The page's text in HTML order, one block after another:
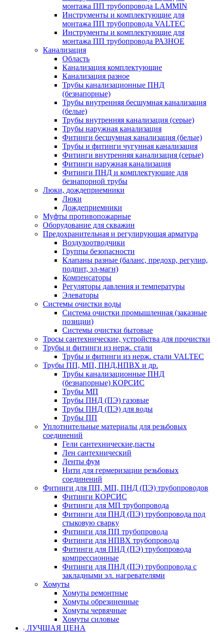
монтажа ПП трубопровода LAMMIN
Инструменты и комплектующие для
монтажа ПП трубопровода VALTEC
Инструменты и комплектующие для
монтажа ПП трубопровода РАЗНОЕ
Канализация
Область
Канализация комплектующие
Канализация разное
Трубы канализационные ПНД
(безнапорные)
Трубы внутренняя бесшумная канализация
(белые)
Трубы внутренняя канализация (серые)
Трубы наружная канализация
Фитинги бесшумная канализация (белые)
Трубы и фитинги чугунная канализация
Фитинги внутренняя канализация (серые)
Фитинги наружная канализация
Фитинги ПНД и комплектующие для
безнапорной трубы
Люки, дождеприемники
Люки
Дождеприемники
Муфты противопожарные
Оборудование для скважин
Предохранительная и регулирующая арматура
Воздухоотводчики
Группы безопасности
Клапаны разные (баланс, предохр, регулир,
подпит, эл-магн)
Компенсаторы
Регуляторы давления и температуры
Элеваторы
Системы очистки воды
Система очистки промышленная (заказные
позиции)
Системы очистки бытовые
Тросы сантехнические, устройства для прочистки
Трубы и фитинги из нерж. стали
Трубы и фитинги из нерж. стали VALTEC
Трубы ПП, МП, ПНД,НПВХ и др.
Трубы канализационные ПНД
(безнапорные) КОРСИС
Трубы МП
Трубы ПНД (ПЭ) газовые
Трубы ПНД (ПЭ) для воды
Трубы ПП
Уплотнительные материалы для резьбовых
соединений
Гели сантехнические,пасты
Лен сантехнический
Ленты фум
Нити для гермеризации резьбовых
соединений
Фитинги для ПП, МП, ПНД (ПЭ) трубопроводов
Фитинги КОРСИС
Фитинги для МП трубопровода
Фитинги для ПНД (ПЭ) трубопровода под
стыковую сварку
Фитинги для ПП трубопровода
Фитинги для НПВХ трубопровода
Фитинги для ПНД (ПЭ) трубопровода
компрессионные
Фитинги для ПНД (ПЭ) трубопровода с
закладными эл. нагревателями
Хомуты
Хомуты ремонтные
Хомуты обрезиненные
Хомуты червячные
Хомуты силовые
ЛУЧШАЯ ЦЕНА